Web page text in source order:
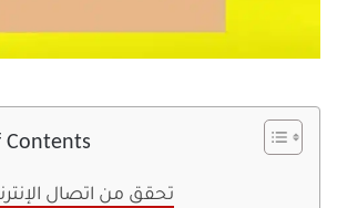
Contents
1. تحقق من اتصال